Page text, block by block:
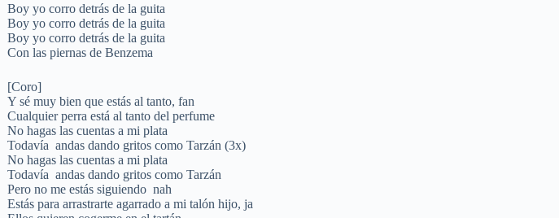
Boy yo corro detrás de la guita
Boy yo corro detrás de la guita
Boy yo corro detrás de la guita
Con las piernas de Benzema
[Coro]
Y sé muy bien que estás al tanto, fan
Cualquier perra está al tanto del perfume
No hagas las cuentas a mi plata
Todavía andas dando gritos como Tarzán (3x)
No hagas las cuentas a mi plata
Todavía andas dando gritos como Tarzán
Pero no me estás siguiendo nah
Estás para arrastrarte agarrado a mi talón hijo, ja